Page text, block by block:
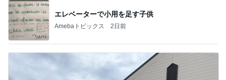
エレベーターで小用を足す子供
Amebaトピックス 2日前